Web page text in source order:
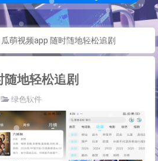
瓜萌视频app 随时随地轻松追剧
随地轻松追剧
绿色软件